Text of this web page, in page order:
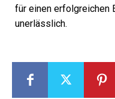
für einen erfolgreichen
unerlässlich.